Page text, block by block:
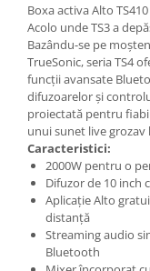
Boxa activa Alto TS410
Acolo unde TS3 a
Bazându-se pe
TrueSonic, seria TS4
funcții avansate
difuzoarelor și
proiectată pentru
unui sunet live
Caracteristici:
2000W pentru o
Difuzor de 10 inch
Aplicație Alto
distanță
Streaming audio
Bluetooth